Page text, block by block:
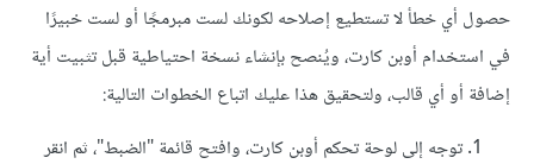
حصول أي خطأ لا تستطيع إصلاحه لكونك لست مبرمجًا أو لست خبيرًا
في استخدام أوبن كارت، ويُنصح بإنشاء نسخة احتياطية قبل تثبيت أية
إضافة أو أي قالب، ولتحقيق هذا عليك اتباع الخطوات التالية:
توجه إلى لوحة تحكم أوبن كارت، وافتح قائمة "الضبط"، ثم انقر